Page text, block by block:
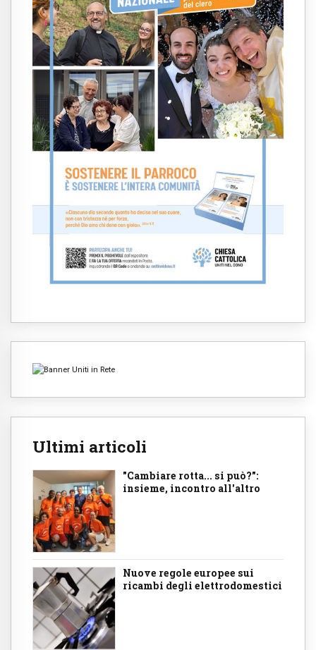
Ultimi articoli
"Cambiare rotta... si può?":
insieme, incontro all'altro
Nuove regole europee sui
ricambi degli elettrodomestici